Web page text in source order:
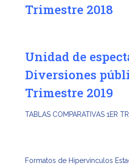
Trimestre 2018
Unidad de
Diversiones
Trimestre 2019
TABLAS COMPARATIVAS 1ER
Formatos de Hipervínculos